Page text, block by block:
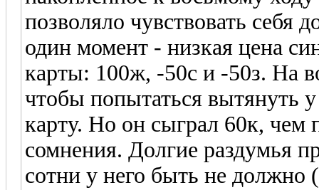
позволяло чувствовать себя
один момент - низкая цена
карты: 100ж, -50с и -50з. На
чтобы попытаться
карту. Но он сыграл 60к,
сомнения. Долгие раздумья
сотни у него быть не должно